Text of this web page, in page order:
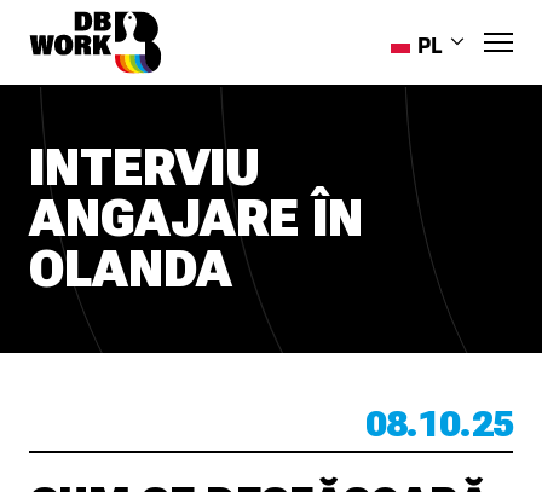
PL
EN
PT-PT
UK
INTERVIU
ANGAJARE ÎN
OLANDA
08.10.25